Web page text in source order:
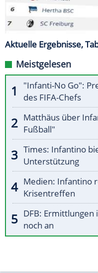
Aktuelle Ergebnisse,
Meistgelesen
"Infanti-No Go":
des FIFA-Chefs
Matthäus über
Fußball"
Times: Infantino
Unterstützung
Medien: Infantino
Krisentreffen
DFB: Ermittlungen
noch an